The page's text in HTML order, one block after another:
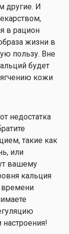
другие. И
в рацион
жизни в
пользу. Вне
будет
кожи
недостатка
такие как
или
вашему
кальция